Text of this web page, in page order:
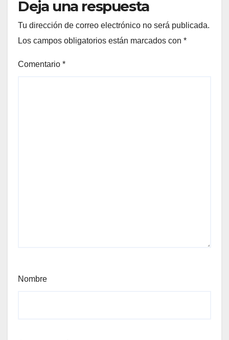
Deja una respuesta
Tu dirección de correo electrónico no será publicada.
Los campos obligatorios están marcados con *
Comentario *
Nombre